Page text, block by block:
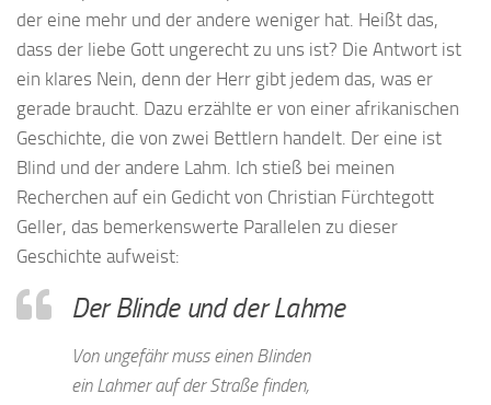
der eine mehr und der andere weniger hat. Heißt das,
dass der liebe Gott ungerecht zu uns ist? Die Antwort ist
ein klares Nein, denn der Herr gibt jedem das, was er
gerade braucht. Dazu erzählte er von einer afrikanischen
Geschichte, die von zwei Bettlern handelt. Der eine ist
Blind und der andere Lahm. Ich stieß bei meinen
Recherchen auf ein Gedicht von Christian Fürchtegott
Geller, das bemerkenswerte Parallelen zu dieser
Geschichte aufweist:
Der Blinde und der Lahme
Von ungefähr muss einen Blinden
ein Lahmer auf der Straße finden,